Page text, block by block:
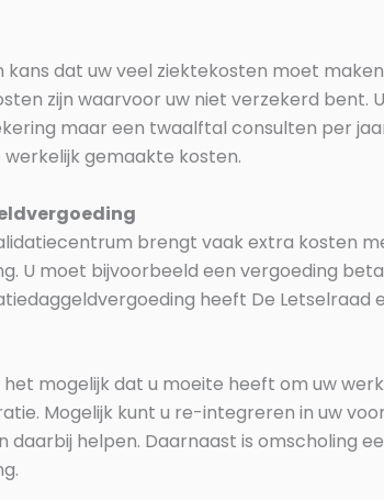
dat uw veel ziektekosten moet
zijn waarvoor uw niet verzekerd bent.
maar een twaalftal consulten per
gemaakte kosten.
brengt vaak extra kosten
U moet bijvoorbeeld een vergoeding
heeft De Letselraad
mogelijk dat u moeite heeft om uw
Mogelijk kunt u re-integreren in uw
daarbij helpen. Daarnaast is omscholing